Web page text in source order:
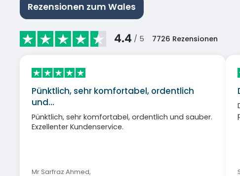
Rezensionen zum Wales
4.4 / 5 7726 Rezensionen
Pünktlich, sehr komfortabel, ordentlich
und…
Pünktlich, sehr komfortabel, ordentlich und sauber.
Exzellenter Kundenservice.
Mr Sarfraz Ahmed,